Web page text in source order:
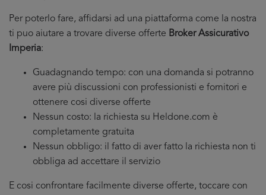
Per poterlo fare, affidarsi ad una piattaforma come la nostra
ti puo aiutare a trovare diverse offerte Broker Assicurativo
Imperia:
Guadagnando tempo: con una domanda si potranno
avere più discussioni con professionisti e fornitori e
ottenere cosi diverse offerte
Nessun costo: la richiesta su Heldone.com è
completamente gratuita
Nessun obbligo: il fatto di aver fatto la richiesta non ti
obbliga ad accettare il servizio
E cosi confrontare facilmente diverse offerte, toccare con